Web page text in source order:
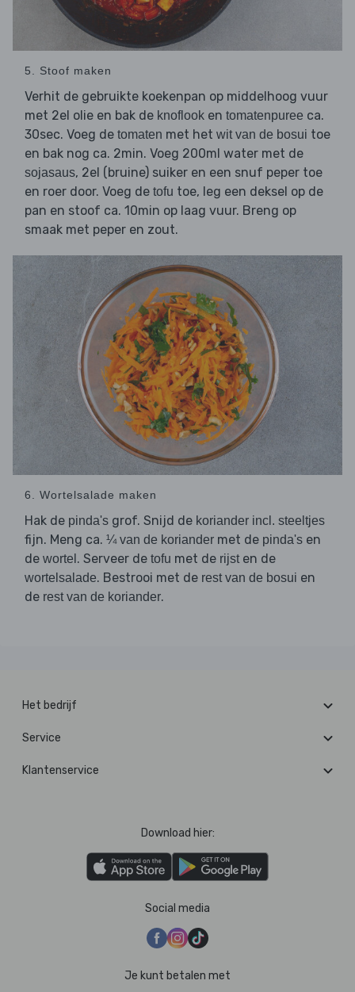
5. Stoof maken
Verhit de gebruikte koekenpan op middelhoog vuur
met 2el olie en bak de knoflook en tomatenpuree ca.
30sec. Voeg de tomaten met het wit van de bosui toe
en bak nog ca. 2min. Voeg 200ml water met de
sojasaus, 2el (bruine) suiker en een snuf peper toe
en roer door. Voeg de tofu toe, leg een deksel op de
pan en stoof ca. 10min op laag vuur. Breng op
smaak met peper en zout.
6. Wortelsalade maken
Hak de pinda's grof. Snijd de koriander incl. steeltjes
fijn. Meng ca. ¼ van de koriander met de pinda's en
de wortel . Serveer de tofu met de rijsten de
wortelsalade. Bestrooi met de rest van de bosui en
de rest van de koriander.
Het bedrijf
Service
Klantenservice
Download hier:
Social media
Je kunt betalen met